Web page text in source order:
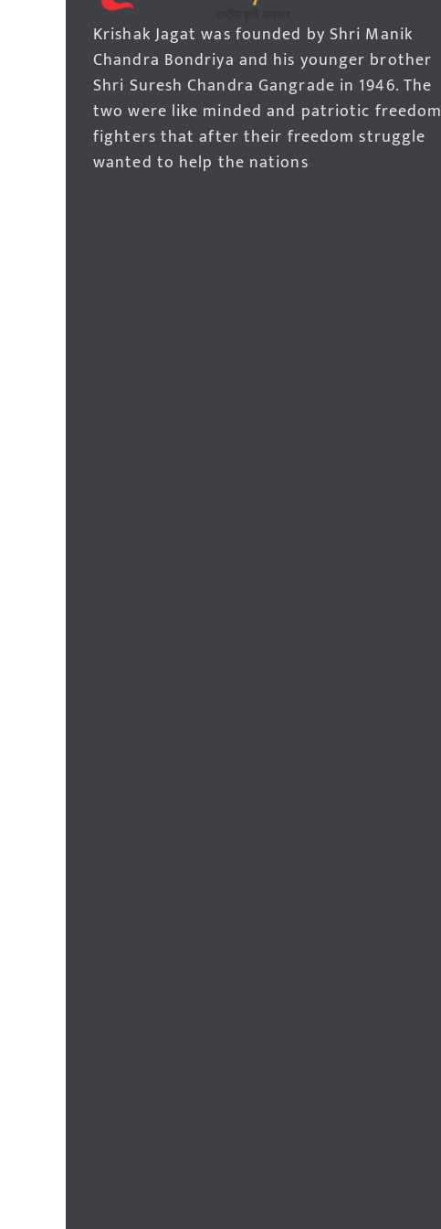
Krishak Jagat was founded by Shri Manik
Chandra Bondriya and his younger brother
Shri Suresh Chandra Gangrade in 1946. The
two were like minded and patriotic freedom
fighters that after their freedom struggle
wanted to help the nations